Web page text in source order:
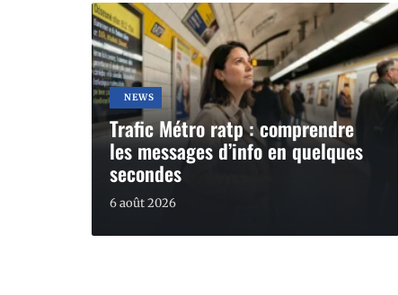
NEWS
Trafic Métro ratp : comprendre
les messages d’info en quelques
secondes
6 août 2026